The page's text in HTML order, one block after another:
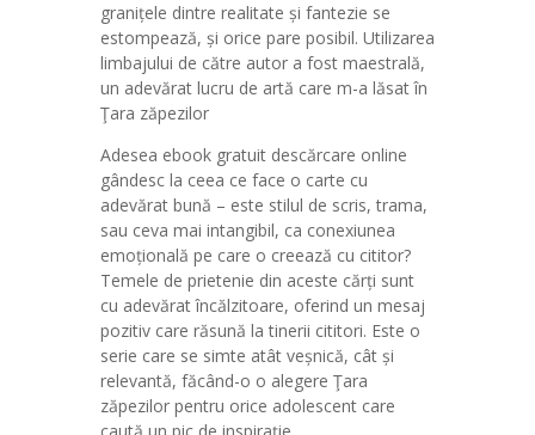
granițele dintre realitate și fantezie se
estompează, și orice pare posibil. Utilizarea
limbajului de către autor a fost maestrală,
un adevărat lucru de artă care m-a lăsat în
Ţara zăpezilor
Adesea ebook gratuit descărcare online
gândesc la ceea ce face o carte cu
adevărat bună – este stilul de scris, trama,
sau ceva mai intangibil, ca conexiunea
emoțională pe care o creează cu cititor?
Temele de prietenie din aceste cărți sunt
cu adevărat încălzitoare, oferind un mesaj
pozitiv care răsună la tinerii cititori. Este o
serie care se simte atât veșnică, cât și
relevantă, făcând-o o alegere Ţara
zăpezilor pentru orice adolescent care